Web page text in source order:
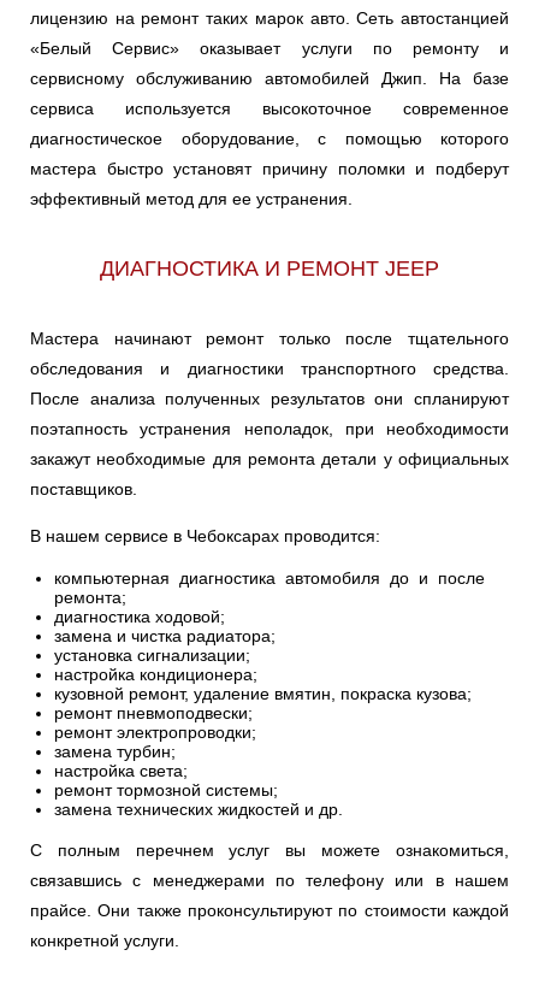
лицензию на ремонт таких марок авто. Сеть автостанцией
«Белый Сервис» оказывает услуги по ремонту и
сервисному обслуживанию автомобилей Джип. На базе
сервиса используется высокоточное современное
диагностическое оборудование, с помощью которого
мастера быстро установят причину поломки и подберут
эффективный метод для ее устранения.
ДИАГНОСТИКА И РЕМОНТ JEEP
Мастера начинают ремонт только после тщательного
обследования и диагностики транспортного средства.
После анализа полученных результатов они спланируют
поэтапность устранения неполадок, при необходимости
закажут необходимые для ремонта детали у официальных
поставщиков.
В нашем сервисе в Чебоксарах проводится:
компьютерная диагностика автомобиля до и после
ремонта;
диагностика ходовой;
замена и чистка радиатора;
установка сигнализации;
настройка кондиционера;
кузовной ремонт, удаление вмятин, покраска кузова;
ремонт пневмоподвески;
ремонт электропроводки;
замена турбин;
настройка света;
ремонт тормозной системы;
замена технических жидкостей и др.
С полным перечнем услуг вы можете ознакомиться,
связавшись с менеджерами по телефону или в нашем
прайсе. Они также проконсультируют по стоимости каждой
конкретной услуги.